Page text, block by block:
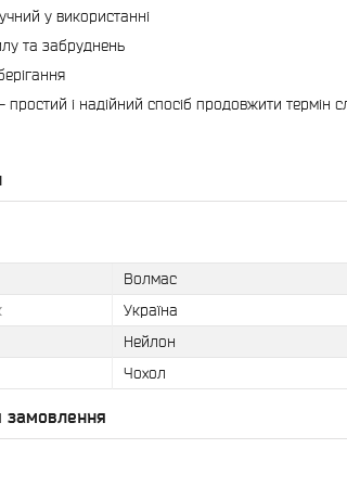
у використанні
та забруднень
простий і надійний спосіб продовжити термін
Волмас
Україна
Нейлон
Чохол
замовлення